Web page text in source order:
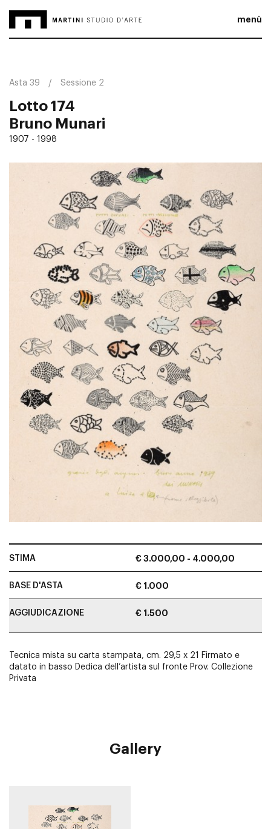
menù
Asta 39 Sessione 2
Lotto 174
Bruno Munari
1907 - 1998
STIMA € 3.000,00 - 4.000,00
BASE D'ASTA € 1.000
AGGIUDICAZIONE € 1.500
Tecnica mista su carta stampata, cm. 29,5 x 21 Firmato e
datato in basso Dedica dell’artista sul fronte Prov. Collezione
Privata
Gallery